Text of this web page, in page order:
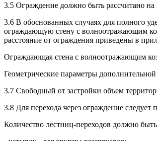
3.5 Ограждение должно быть рассчитано на
3.6 В обоснованных случаях для полного
ограждающую стену с волноотражающим
расстояние от ограждения приведены в
Ограждающая стена с волноотражающим
Геометрические параметры
3.7 Свободный от застройки объем
3.8 Для перехода через ограждение
Количество лестниц-переходов должно